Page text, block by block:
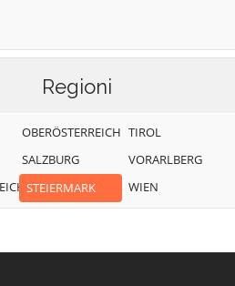
Regioni
OBERÖSTERREICH
SALZBURG
STEIERMARK
TIROL
VORARLBERG
WIEN